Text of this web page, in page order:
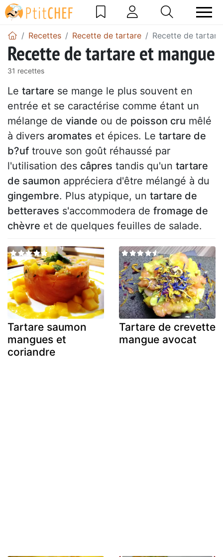
Recettes Recette de tartare Recette de
Recette de tartare et mangue
31 recettes
Le tartare se mange le plus souvent en
entrée et se caractérise comme étant un
mélange de viande ou de poisson cru mêlé
à divers aromates et épices. Le tartare de
b?uf trouve son goût réhaussé par
l'utilisation des câpres tandis qu'un tartare
de saumon appréciera d'être mélangé à du
gingembre. Plus atypique, un tartare de
betteraves s'accommodera de fromage de
chèvre et de quelques feuilles de salade.
Tartare saumon
mangues et
coriandre
Tartare de crevette
mangue avocat